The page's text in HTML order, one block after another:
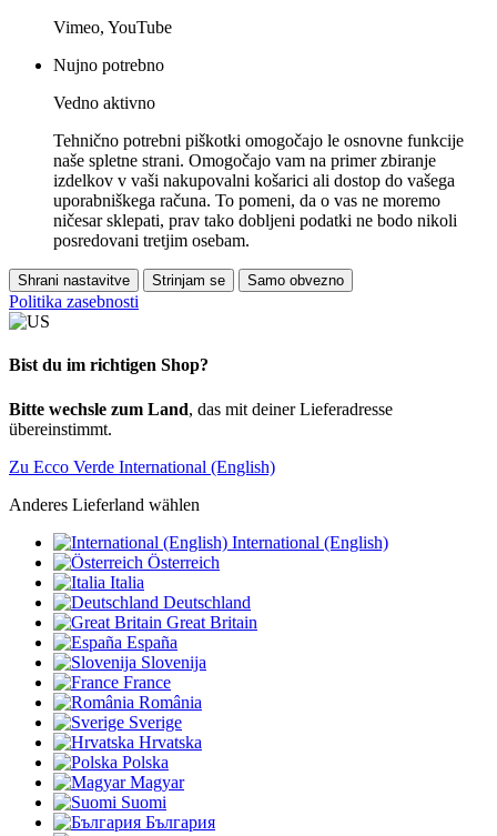
Vimeo, YouTube
Nujno potrebno
Vedno aktivno
Tehnično potrebni piškotki omogočajo le osnovne funkcije
naše spletne strani. Omogočajo vam na primer zbiranje
izdelkov v vaši nakupovalni košarici ali dostop do vašega
uporabniškega računa. To pomeni, da o vas ne moremo
ničesar sklepati, prav tako dobljeni podatki ne bodo nikoli
posredovani tretjim osebam.
Shrani nastavitve Strinjam se Samo obvezno
Politika zasebnosti
Bist du im richtigen Shop?
Bitte wechsle zum Land, das mit deiner Lieferadresse
übereinstimmt.
Zu Ecco Verde International (English)
Anderes Lieferland wählen
International (English)
Österreich
Italia
Deutschland
Great Britain
España
Slovenija
France
România
Sverige
Hrvatska
Polska
Magyar
Suomi
България